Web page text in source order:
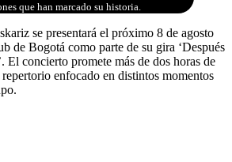
que han marcado su historia.
se presentará el próximo 8 de agosto
de Bogotá como parte de su gira ‘Después
El concierto promete más de dos horas de
enfocado en distintos momentos